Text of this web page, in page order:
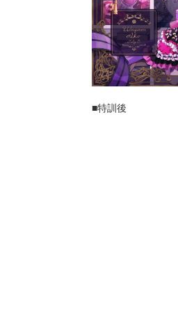
■特訓後